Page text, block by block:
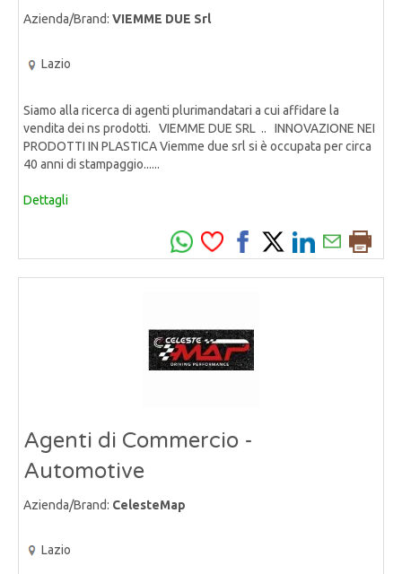
Azienda/Brand: VIEMME DUE Srl
Lazio
Siamo alla ricerca di agenti plurimandatari a cui affidare la
vendita dei ns prodotti. VIEMME DUE SRL .. INNOVAZIONE NEI
PRODOTTI IN PLASTICA Viemme due srl si è occupata per circa
40 anni di stampaggio......
Dettagli
Agenti di Commercio -
Automotive
Azienda/Brand: CelesteMap
Lazio